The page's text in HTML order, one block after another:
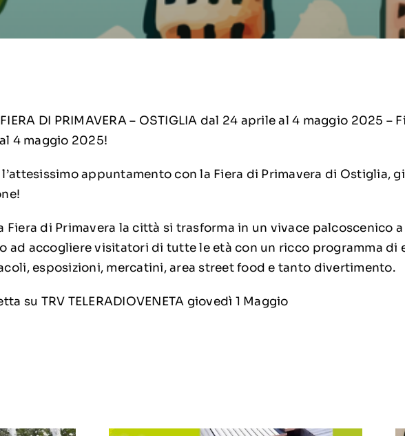
FIERA DI PRIMAVERA – OSTIGLIA dal 24 aprile al 4 maggio 2025 –
al 4 maggio 2025!
l’attesissimo appuntamento con la Fiera di Primavera di Ostiglia,
Fiera di Primavera la città si trasforma in un vivace palcoscenico
ad accogliere visitatori di tutte le età con un ricco programma di
esposizioni, mercatini, area street food e tanto divertimento.
su TRV TELERADIOVENETA giovedì 1 Maggio